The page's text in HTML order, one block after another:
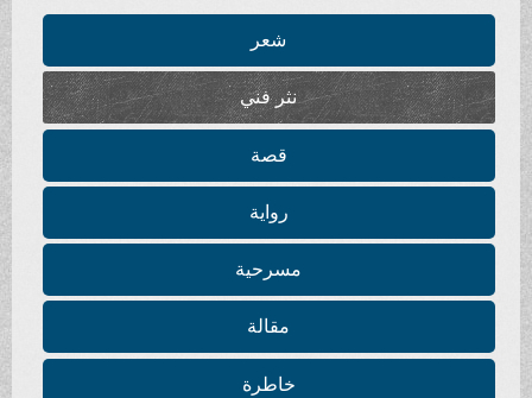
شعر
نثر فني
قصة
رواية
مسرحية
مقالة
خاطرة